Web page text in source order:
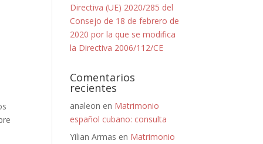
Directiva (UE) 2020/285 del
Consejo de 18 de febrero de
2020 por la que se modifica
la Directiva 2006/112/CE
Comentarios
recientes
analeon en Matrimonio
español cubano: consulta
Yilian Armas en Matrimonio